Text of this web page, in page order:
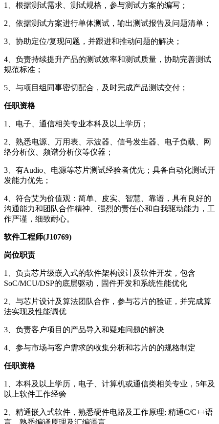
1、根据测试需求、测试规格，参与测试方案的编写；
2、依据测试方案进行单体测试，输出测试报告及问题清单；
3、协助定位/复现问题，并跟进和推动问题的解决；
4、负责持续提升产品的测试效率和测试质量，协助完善测试
规范标准；
5、与项目组同事密切配合，及时完成产品测试交付；
任职资格
1、电子、通信相关专业本科及以上学历；
2、熟悉电源、万用表、示波器、信号发生器、电子负载、网
络分析仪、频谱分析仪等仪器；
3、有Audio、电源等芯片测试经验者优先；具备自动化测试开
发能力优先；
4、符合艾为价值观：简单、皮实、智慧、靠谱，具有良好的
沟通能力和团队合作精神、强烈的责任心和自我驱动能力，工
作严谨，细致耐心。
软件工程师(J10769)
岗位职责
1、负责芯片级嵌入式的软件架构设计及软件开发，包含
SoC/MCU/DSP的底层驱动，固件开发和系统性能优化
2、与芯片设计及算法团队合作，参与芯片的验证，并完成算
法实现及性能调优
3、负责客户项目的产品导入和疑难问题的解决
4、参与市场与客户需求的收集分析和芯片的的规格制定
任职资格
1、本科及以上学历，电子、计算机或通信类相关专业，5年及
以上软件工作经验
2、精通嵌入式软件，熟悉硬件电路及工作原理; 精通C/C++语
言，熟悉编译原理及汇编语言